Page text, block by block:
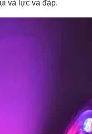
và lực va đập.